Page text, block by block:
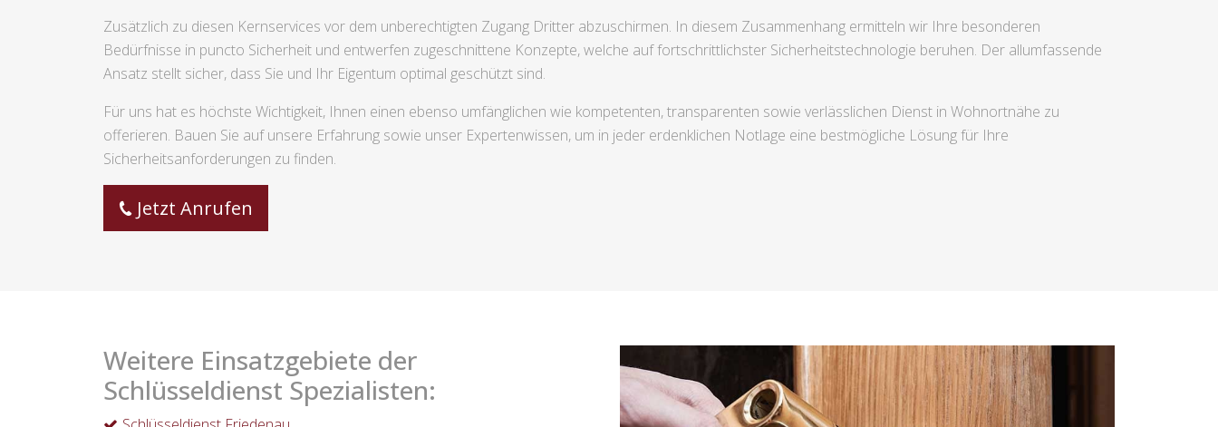
Zusätzlich zu diesen Kernservices vor dem unberechtigten Zugang Dritter abzuschirmen. In diesem Zusammenhang ermitteln wir Ihre besonderen
Bedürfnisse in puncto Sicherheit und entwerfen zugeschnittene Konzepte, welche auf fortschrittlichster Sicherheitstechnologie beruhen. Der allumfassende
Ansatz stellt sicher, dass Sie und Ihr Eigentum optimal geschützt sind.
Für uns hat es höchste Wichtigkeit, Ihnen einen ebenso umfänglichen wie kompetenten, transparenten sowie verlässlichen Dienst in Wohnortnähe zu
offerieren. Bauen Sie auf unsere Erfahrung sowie unser Expertenwissen, um in jeder erdenklichen Notlage eine bestmögliche Lösung für Ihre
Sicherheitsanforderungen zu finden.
Jetzt Anrufen
Weitere Einsatzgebiete der
Schlüsseldienst Spezialisten: